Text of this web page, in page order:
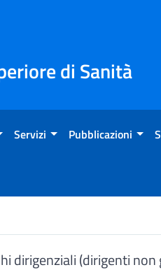
di Sanità
Servizi Pubblicazioni
dirigenziali (dirigenti non